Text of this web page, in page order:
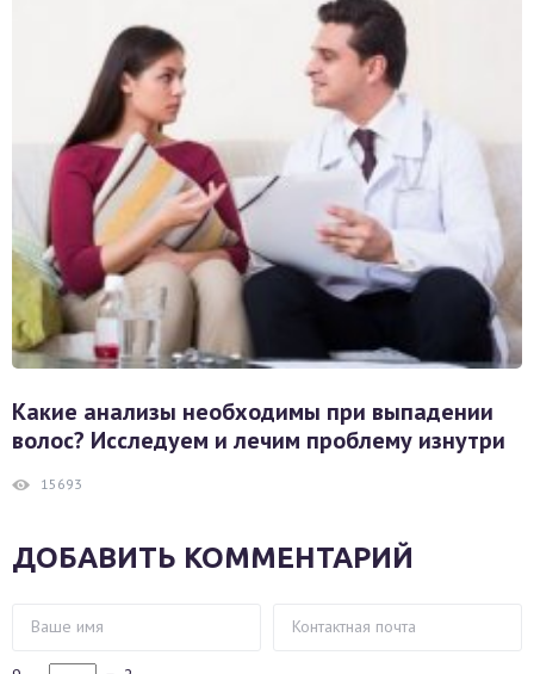
Какие анализы необходимы при выпадении
волос? Исследуем и лечим проблему изнутри
15693
ДОБАВИТЬ КОММЕНТАРИЙ